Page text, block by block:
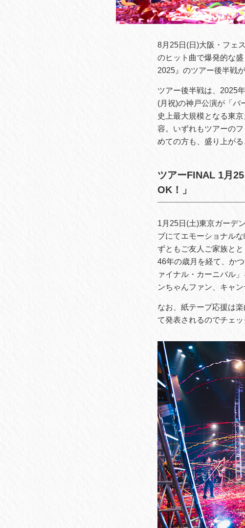
8月25日(日)大阪・フェ
のヒット曲で爆発的な
2025』のツアー後半戦
ツアー後半戦は、2025
(月祝)の神戸公演が「バ
史上最大規模となる東
容。いずれもツアーの
めての方も、盛り上がる
ツアーFINAL 1月
OK！」
1月25日(土)東京ガーデ
ブにてエモーショナル
ずともご友人ご家族と
46年の歳月を経て、か
ァイナル・カーニバル
ンちゃんファン、キャ
なお、紙テープ応援は
て発表されるのでチェッ